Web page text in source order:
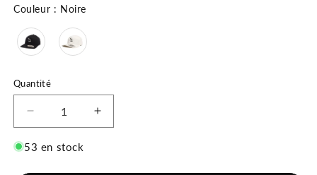
Couleur : NoireCouleur
Quantité
Réduire
la
quantité
Augmenter
la
53 en stock